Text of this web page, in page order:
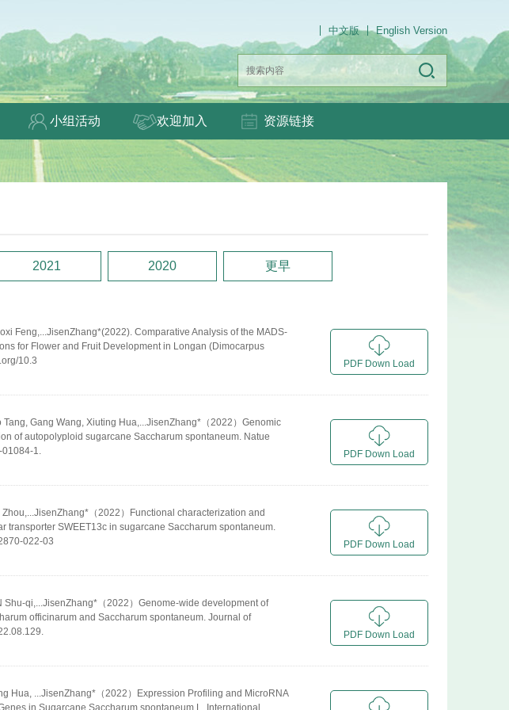
中文版 English Version
小组活动 欢迎加入 资源链接
更早
2020
2021
Feng,...JisenZhang*(2022). Comparative Analysis of the MADS-
for Flower and Fruit Development in Longan (Dimocarpus
10.3
PDF Down Load
Gang Wang, Xiuting Hua,...JisenZhang*（2022）Genomic
of autopolyploid sugarcane Saccharum spontaneum. Natue
1.
PDF Down Load
（2022）Functional characterization and
transporter SWEET13c in sugarcane Saccharum spontaneum.
022-03
PDF Down Load
Shu-qi,...JisenZhang*（2022）Genome-wide development of
officinarum and Saccharum spontaneum. Journal of
PDF Down Load
Hua, ...JisenZhang*（2022）Expression Profiling and MicroRNA
in Sugarcane Saccharum spontaneum L. International